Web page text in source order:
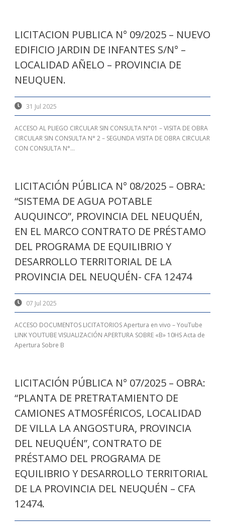
LICITACION PUBLICA N° 09/2025 – NUEVO
EDIFICIO JARDIN DE INFANTES S/N° –
LOCALIDAD AÑELO – PROVINCIA DE
NEUQUEN.
31 Jul 2025
ACCESO AL PLIEGO CIRCULAR SIN CONSULTA N°01 – VISITA DE OBRA
CIRCULAR SIN CONSULTA N° 2 – SEGUNDA VISITA DE OBRA CIRCULAR
CON CONSULTA N°...
LICITACIÓN PÚBLICA N° 08/2025 – OBRA:
“SISTEMA DE AGUA POTABLE
AUQUINCO”, PROVINCIA DEL NEUQUÉN,
EN EL MARCO CONTRATO DE PRÉSTAMO
DEL PROGRAMA DE EQUILIBRIO Y
DESARROLLO TERRITORIAL DE LA
PROVINCIA DEL NEUQUÉN- CFA 12474
07 Jul 2025
ACCESO DOCUMENTOS LICITATORIOS Apertura en vivo – YouTube
LINK YOUTUBE VISUALIZACIÓN APERTURA SOBRE «B» 10HS Acta de
Apertura Sobre B
LICITACIÓN PÚBLICA N° 07/2025 – OBRA:
“PLANTA DE PRETRATAMIENTO DE
CAMIONES ATMOSFÉRICOS, LOCALIDAD
DE VILLA LA ANGOSTURA, PROVINCIA
DEL NEUQUÉN”, CONTRATO DE
PRÉSTAMO DEL PROGRAMA DE
EQUILIBRIO Y DESARROLLO TERRITORIAL
DE LA PROVINCIA DEL NEUQUÉN – CFA
12474.